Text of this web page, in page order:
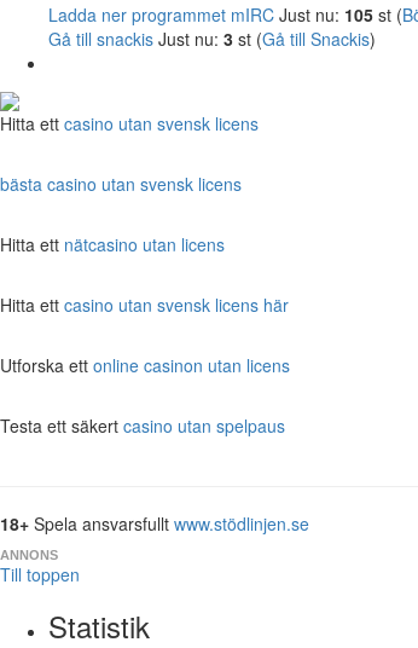
Ladda ner programmet mIRC Just nu: 105 st (
Gå till snackis Just nu: 3 st (Gå till Snackis)
Hitta ett casino utan svensk licens
bästa casino utan svensk licens
Hitta ett nätcasino utan licens
Hitta ett casino utan svensk licens här
Utforska ett online casinon utan licens
Testa ett säkert casino utan spelpaus
18+ Spela ansvarsfullt www.stödlinjen.se
ANNONS
Till toppen
Statistik